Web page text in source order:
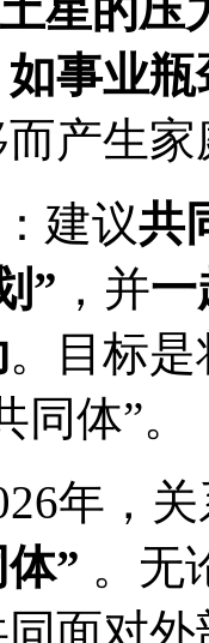
土星的压
事业
产生
：建议共
” ，并一
。目标
体”。
年，
” 。无
面对